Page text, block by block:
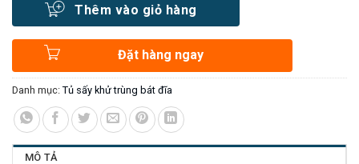
Thêm vào giỏ hàng
Đặt hàng ngay
Danh mục: Tủ sấy khử trùng bát đĩa
MÔ TẢ